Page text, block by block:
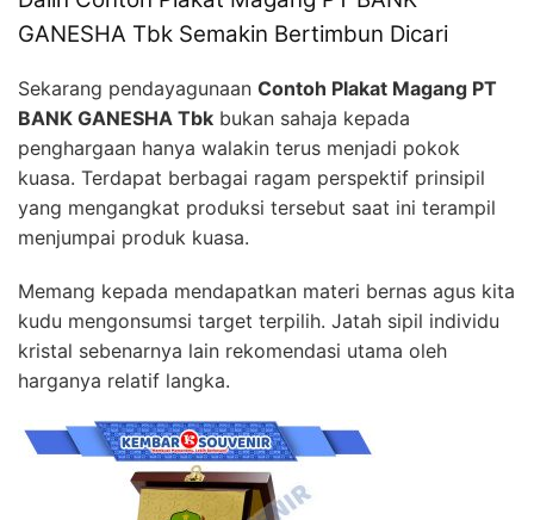
GANESHA Tbk Semakin Bertimbun Dicari
Sekarang pendayagunaan Contoh Plakat Magang PT
BANK GANESHA Tbk bukan sahaja kepada
penghargaan hanya walakin terus menjadi pokok
kuasa. Terdapat berbagai ragam perspektif prinsipil
yang mengangkat produksi tersebut saat ini terampil
menjumpai produk kuasa.
Memang kepada mendapatkan materi bernas agus kita
kudu mengonsumsi target terpilih. Jatah sipil individu
kristal sebenarnya lain rekomendasi utama oleh
harganya relatif langka.